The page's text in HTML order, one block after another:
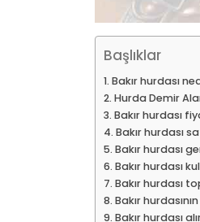
Başlıklar
Bakır hurdası
Hurda Demir
Bakır hurdası
Bakır hurdası
Bakır hurdası
Bakır hurdası
Bakır hurdası
Bakır
Bakır hurdası